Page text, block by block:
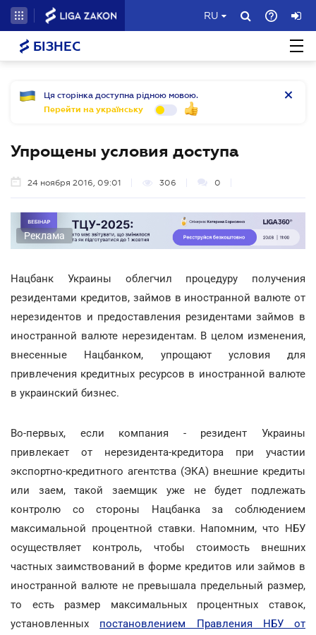
RU
БІЗНЕС
Ця сторінка доступна рідною мовою.
Перейти на українську
Упрощены условия доступа
24 ноября 2016, 09:01 306 0
Реклама
Нацбанк Украины облегчил процедуру получения
резидентами кредитов, займов в иностранной валюте от
нерезидентов и предоставления резидентами займов в
иностранной валюте нерезидентам. В целом изменения,
внесенные Нацбанком, упрощают условия для
привлечения кредитных ресурсов в иностранной валюте
в украинский бизнес.
Во-первых, если компания - резидент Украины
привлекает от нерезидента-кредитора при участии
экспортно-кредитного агентства (ЭКА) внешние кредиты
или заем, такой заемщик уже не будет подлежать
контролю со стороны Нацбанка за соблюдением
максимальной процентной ставки. Напомним, что НБУ
осуществляет контроль, чтобы стоимость внешних
частных заимствований в форме кредитов или займов в
иностранной валюте не превышала предельный размер,
то есть размер максимальных процентных ставок,
установленных постановлением Правления НБУ от